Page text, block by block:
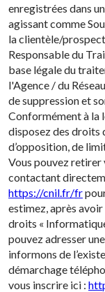
enregistrées dans
agissant comme
la clientèle/
Responsable du
base légale du
l'Agence / du
de suppression et
Conformément à la
disposez des droits
d’opposition, de
Vous pouvez
contactant
https://cnil.fr/fr
estimez, après
droits «
pouvez adresser
informons de
démarchage
vous inscrire ici :